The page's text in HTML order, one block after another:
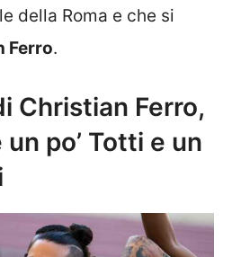
della Roma e che si
Ferro.
Christian Ferro,
po’ Totti e un